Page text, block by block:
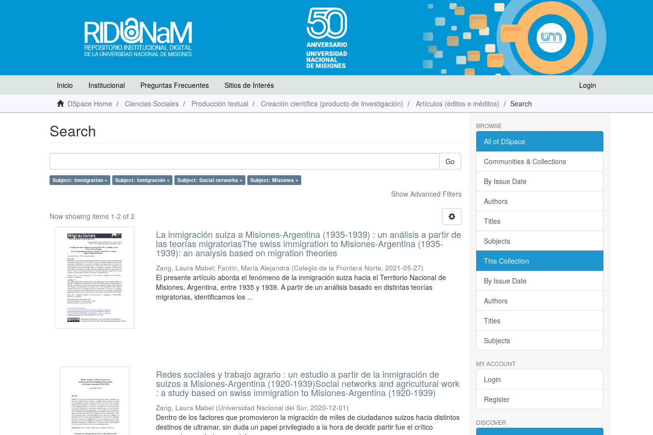
Login
Inicio Institucional Preguntas Frecuentes
Sitios de Interés
DSpace Home
Ciencias Sociales Producción textual Creación científica (producto de investigación) Artículos (éditos e inéditos) Search
Search
Go
Subject: Immigration × Subject: Inmigración × Subject: Social networks × Subject: Misiones ×
Show Advanced Filters
Now showing items 1-2 of 2
La inmigración suiza a Misiones-Argentina (1935-1939) : un análisis a partir de
las teorías migratoriasThe swiss immigration to Misiones-Argentina (1935-
1939): an analysis based on migration theories
Zang, Laura Mabel; Fantín, María Alejandra (Colegio de la Frontera Norte,2021-05-27)
El presente artículo aborda el fenómeno de la inmigración suiza hacia el Territorio Nacional de
Misiones, Argentina, entre 1935 y 1939. A partir de un análisis basado en distintas teorías
migratorias, identificamos los ...
Redes sociales y trabajo agrario : un estudio a partir de la inmigración de
suizos a Misiones-Argentina (1920-1939)Social networks and agricultural work
: a study based on swiss immigration to Misiones-Argentina (1920-1939)
Zang, Laura Mabel (Universidad Nacional del Sur,2020-12-01)
Dentro de los factores que promovieron la migración de miles de ciudadanos suizos hacia distintos
destinos de ultramar, sin duda un papel privilegiado a la hora de decidir partir fue el crítico
BROWSE
All of DSpace
Communities & Collections
By Issue Date
Authors
Titles
Subjects
This Collection
By Issue Date
Authors
Titles
Subjects
MY ACCOUNT
Login
Register
DISCOVER